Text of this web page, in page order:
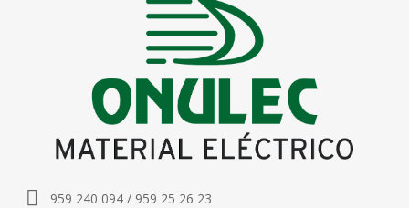
959 240 094 / 959 25 26 23